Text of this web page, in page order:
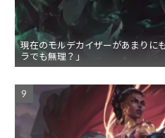
現在のモルデカイザーがあまりに
ラでも無理？」